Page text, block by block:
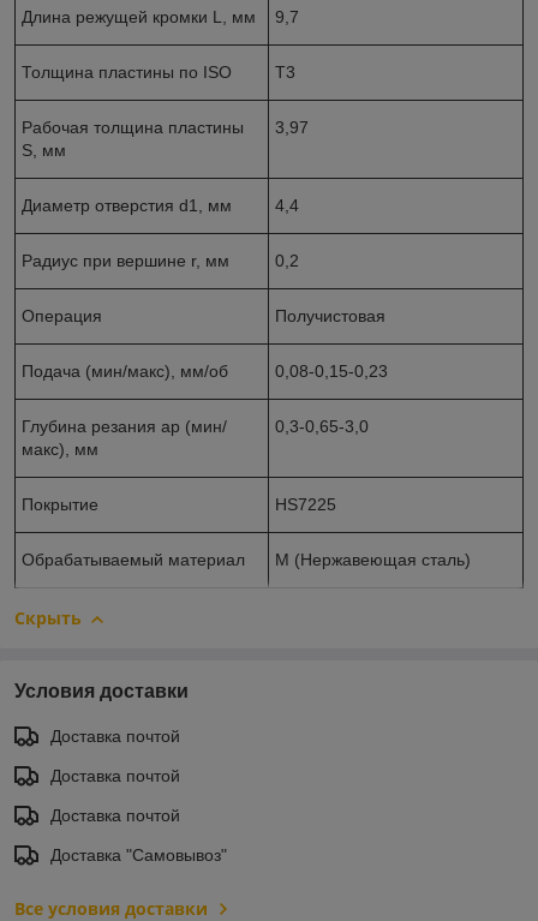
Длина режущей кромки L, мм 9,7
Толщина пластины по ISO Т3
Рабочая толщина пластины
S, мм
3,97
Диаметр отверстия d1, мм 4,4
Радиус при вершине r, мм 0,2
Операция Получистовая
Подача (мин/макс), мм/об 0,08-0,15-0,23
Глубина резания ap (мин/
макс), мм
0,3-0,65-3,0
Покрытие HS7225
Обрабатываемый материал М (Нержавеющая сталь)
Скрыть
Условия доставки
Доставка почтой
Доставка почтой
Доставка почтой
Доставка "Самовывоз"
Все условия доставки